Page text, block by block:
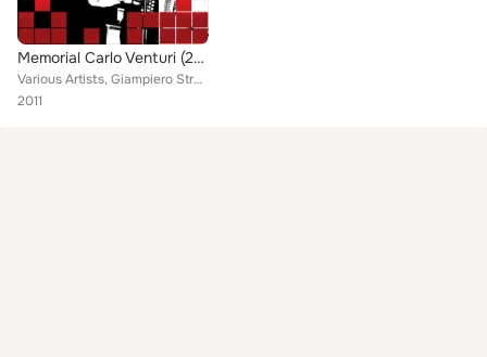
Memorial Carlo Venturi (25 anni... e sembra ieri)
Various Artists, Giampiero Strada, Ruggero Passarini, Davide Salvi, Andrea Scala, Debora Battistini, Claudio Croci, Marco Marche...
2011